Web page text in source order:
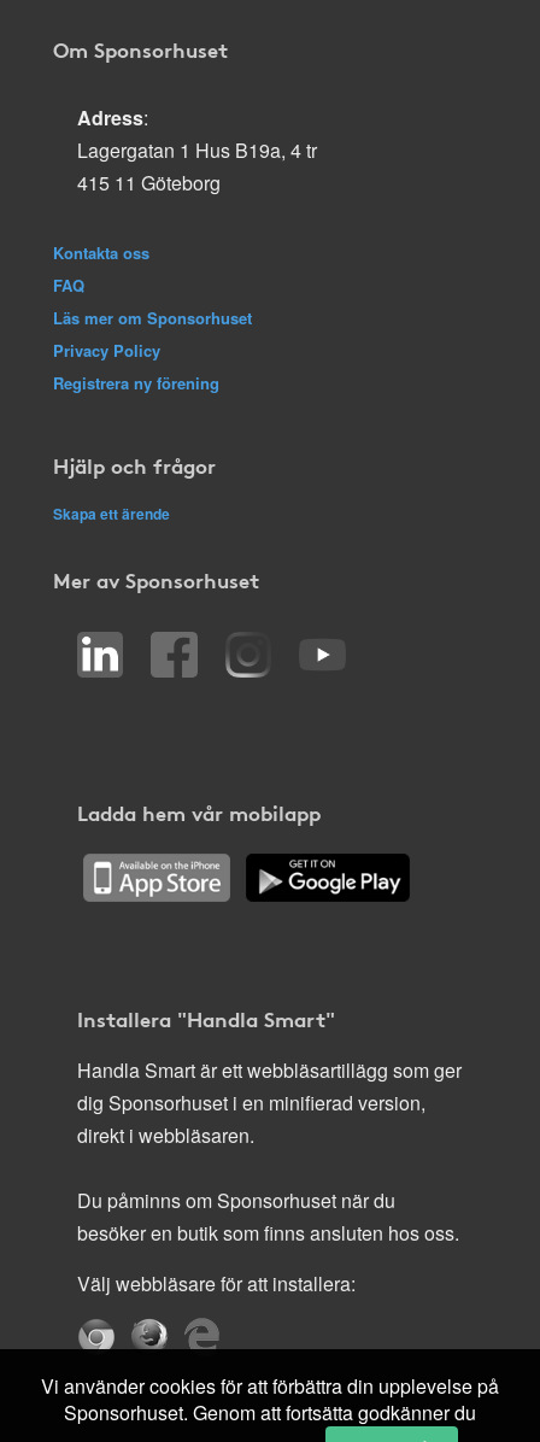
Om Sponsorhuset
Adress:
Lagergatan 1 Hus B19a, 4 tr
415 11 Göteborg
Kontakta oss
FAQ
Läs mer om Sponsorhuset
Privacy Policy
Registrera ny förening
Hjälp och frågor
Skapa ett ärende
Mer av Sponsorhuset
Ladda hem vår mobilapp
Installera "Handla Smart"
Handla Smart är ett webbläsartillägg som ger
dig Sponsorhuset i en minifierad version,
direkt i webbläsaren.
Du påminns om Sponsorhuset när du
besöker en butik som finns ansluten hos oss.
Välj webbläsare för att installera:
Vi använder cookies för att förbättra din upplevelse på
Sponsorhuset. Genom att fortsätta godkänner du